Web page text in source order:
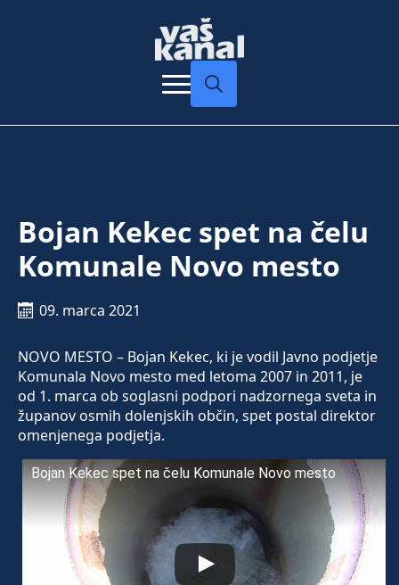
Bojan Kekec spet na čelu
Komunale Novo mesto
09. marca 2021
NOVO MESTO – Bojan Kekec, ki je vodil Javno podjetje
Komunala Novo mesto med letoma 2007 in 2011, je
od 1. marca ob soglasni podpori nadzornega sveta in
županov osmih dolenjskih občin, spet postal direktor
omenjenega podjetja.
Bojan Kekec spet na čelu Komunale Novo mesto